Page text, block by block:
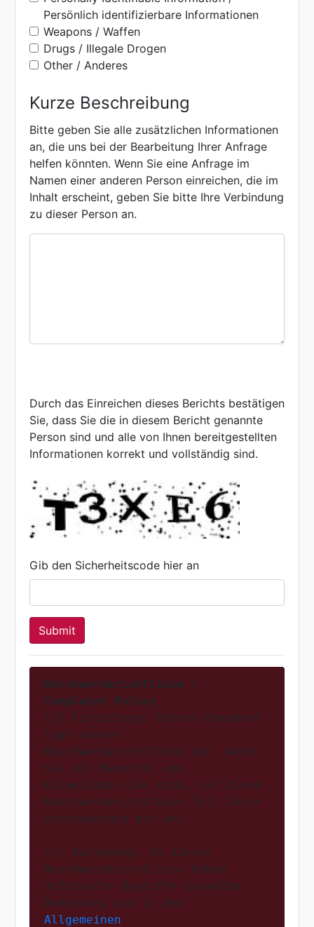
Persönlich identifizierbare Informationen
Weapons / Waffen
Drugs / Illegale Drogen
Other / Anderes
Kurze Beschreibung
Bitte geben Sie alle zusätzlichen Informationen
an, die uns bei der Bearbeitung Ihrer Anfrage
helfen könnten. Wenn Sie eine Anfrage im
Namen einer anderen Person einreichen, die im
Inhalt erscheint, geben Sie bitte Ihre Verbindung
zu dieser Person an.
Durch das Einreichen dieses Berichts bestätigen
Sie, dass Sie die in diesem Bericht genannte
Person sind und alle von Ihnen bereitgestellten
Informationen korrekt und vollständig sind.
Gib den Sicherheitscode hier an
Beschwerderichtlinie /
Complaint Policy
(1) Einleitung: Dieses Dokument
legt unsere
Beschwerderichtlinie dar. Wenn
Sie ein Benutzer von
milaelaine.live sind, ist diese
Beschwerderichtlinie Teil Ihrer
Vereinbarung mit uns.
(2) Auslegung: In dieser
Beschwerderichtlinie haben
definierte Begriffe dieselbe
Bedeutung wie in den
Allgemeinen